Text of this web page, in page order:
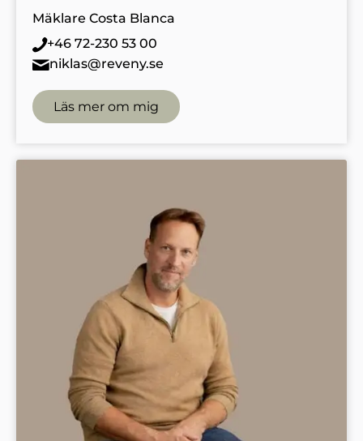
Mäklare Costa Blanca
+46 72-230 53 00
niklas@reveny.se
Läs mer om mig